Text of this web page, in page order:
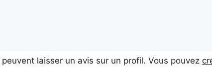
laisser un avis sur un profil. Vous pouvez